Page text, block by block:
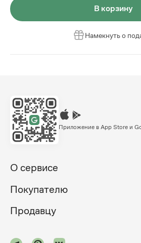
В корзину
Намекнуть о
Приложение в App Store и
О сервисе
Покупателю
Продавцу